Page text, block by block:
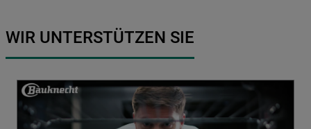
WIR UNTERSTÜTZEN SIE